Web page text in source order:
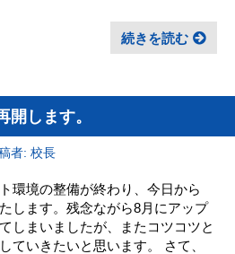
続きを読む
開します。
者: 校長
環境の整備が終わり、今日から
します。残念ながら8月にアップ
しまいましたが、またコツコツと
ていきたいと思います。 さて、